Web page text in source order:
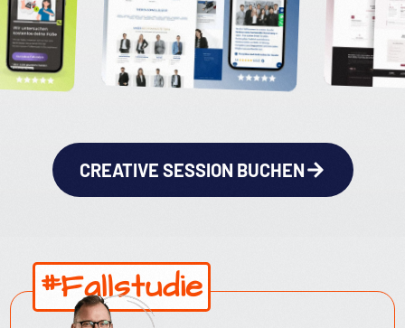
CREATIVE SESSION BUCHEN
#Fallstudie